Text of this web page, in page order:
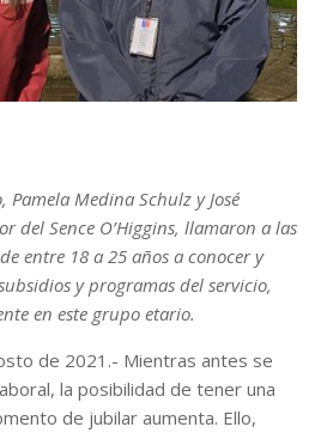
Pamela Medina Schulz y José
del Sence O’Higgins, llamaron a las
entre 18 a 25 años a conocer y
y programas del servicio,
en este grupo etario.
de 2021.- Mientras antes se
la posibilidad de tener una
de jubilar aumenta. Ello,